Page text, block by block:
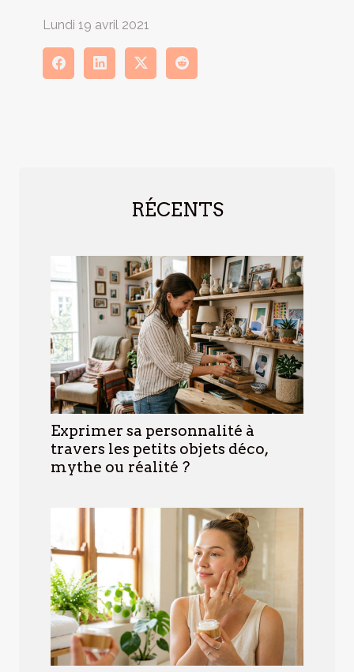
Lundi 19 avril 2021
RÉCENTS
Exprimer sa personnalité à
travers les petits objets déco,
mythe ou réalité ?